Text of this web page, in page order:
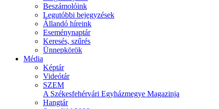
Beszámolóink
Legutóbbi bejegyzések
Állandó híreink
Eseménynaptár
Keresés, szűrés
Ünnepkörök
Média
Képtár
Videótár
SZEM
A Székesfehérvári Egyházmegye Magazinja
Hangtár